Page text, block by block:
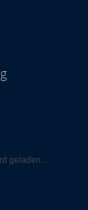
geladen...